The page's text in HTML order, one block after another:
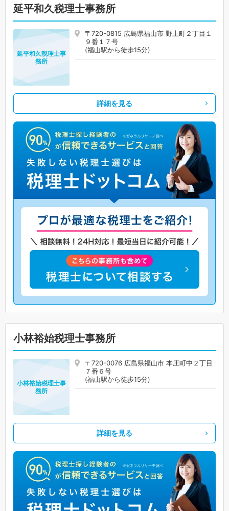
延平和久税理士事務所
〒720-0815 広島県福山市 野上町２丁目１
９番１７号
(福山駅から徒歩15分)
延平和久税理士事
務所
詳細を見る
小林裕始税理士事務所
〒720-0076 広島県福山市 本庄町中２丁目
７番６号
(福山駅から徒歩15分)
小林裕始税理士事
務所
詳細を見る